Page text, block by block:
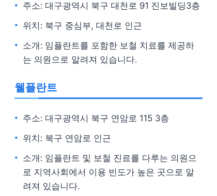
주소: 대구광역시 북구 대천로 91 진보빌딩3층
위치: 북구 중심부, 대천로 인근
소개: 임플란트를 포함한 보철 치료를 제공하
는 의원으로 알려져 있습니다.
웰플란트
주소: 대구광역시 북구 연암로 115 3층
위치: 북구 연암로 인근
소개: 임플란트 및 보철 진료를 다루는 의원으
로 지역사회에서 이용 빈도가 높은 곳으로 알
려져 있습니다.